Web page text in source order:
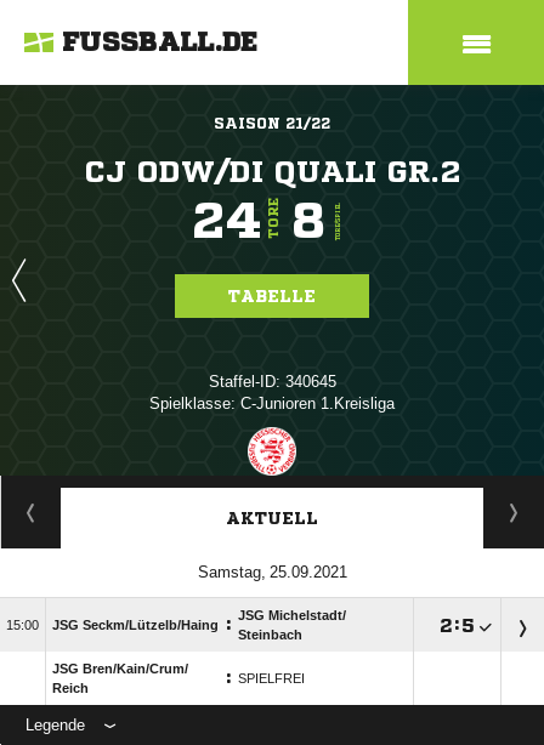
FUSSBALL.DE
SAISON 21/22
CJ ODW/DI QUALI GR.2
24 TORE 8 TORE/SPIEL
TABELLE
Staffel-ID: 340645
Spielklasse: C-Junioren 1.Kreisliga
ANZEIGE
AKTUELL
 
 JSG Seckm/​Lützelb/​Haing : JSG Michelstadt/​
Steinbach
:
JSG Bren/​Kain/​Crum/​
Reich
: SPIELFREI
Legende